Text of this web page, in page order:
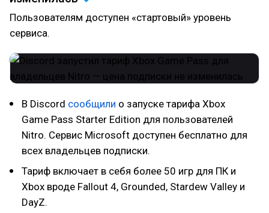
Пользователям доступен «стартовый» уровень
сервиса.
В Discord сообщили о запуске тарифа Xbox
Game Pass Starter Edition для пользователей
Nitro. Сервис Microsoft доступен бесплатно для
всех владельцев подписки.
Тариф включает в себя более 50 игр для ПК и
Xbox вроде Fallout 4, Grounded, Stardew Valley и
DayZ.